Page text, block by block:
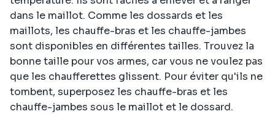
dans le maillot. Comme les dossards et les
maillots, les chauffe-bras et les chauffe-jambes
sont disponibles en différentes tailles. Trouvez la
bonne taille pour vos armes, car vous ne voulez pas
que les chaufferettes glissent. Pour éviter qu'ils ne
tombent, superposez les chauffe-bras et les
chauffe-jambes sous le maillot et le dossard.